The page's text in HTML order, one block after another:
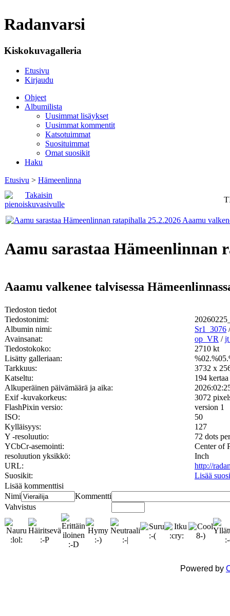
Radanvarsi
Kiskokuvagalleria
Etusivu
Kirjaudu
Ohjeet
Albumilista
Uusimmat lisäykset
Uusimmat kommentit
Katsotuimmat
Suosituimmat
Omat suosikit
Haku
Etusivu > Hämeenlinna
Aamu sarastaa Hämeenlinnan
Aaamu valkenee talvisessa
Tiedoston tiedot
Tiedostonimi:
Albumin nimi:
Sr1_3076
Avainsanat:
op_VR /
Tiedostokoko:
2710 kt
Lisätty galleriaan:
Tarkkuus:
3732 x
Katseltu:
194 kertaa
Alkuperäinen päivämäärä ja aika:
Exif -kuvakorkeus:
3072
FlashPixin versio:
version 1
ISO:
50
Kylläisyys:
127
Y -resoluutio:
72 dots
YCbCr-asemointi:
Center of
resoluution yksikkö:
Inch
URL:
http://
Suosikit:
Lisää
Lisää kommenttisi
Nimi
Kommentti
Vahvistus
Powered by